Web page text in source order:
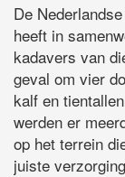
De
heeft in
kadavers van
geval om vier
kalf en
werden er
op het terrein
juiste